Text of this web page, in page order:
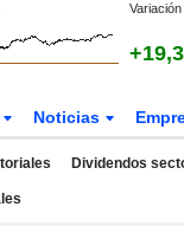
Noticias
Dividendos